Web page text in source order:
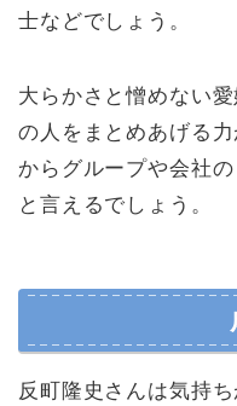
士などでしょう。
大らかさと憎めない
の人をまとめあげる
からグループや会社
と言えるでしょう。
反町隆史さんは気持